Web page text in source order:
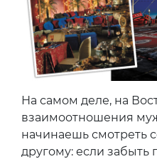
На самом деле, на
взаимоотношения
начинаешь смотреть
другому: если